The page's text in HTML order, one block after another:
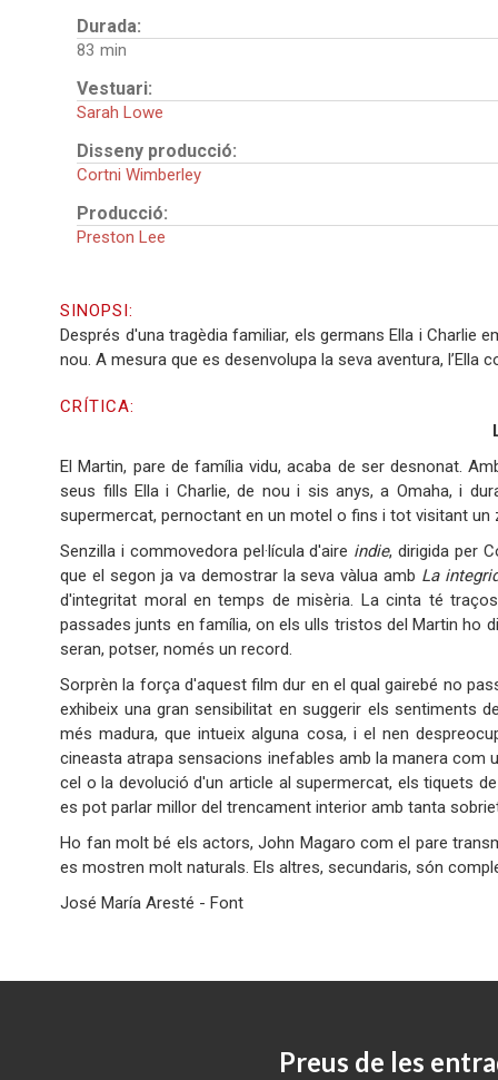
Durada:
83
Vestuari:
Sarah Lowe
Disseny producció:
Cortni Wimberley
Producció:
Preston Lee
SINOPSI:
Després d'una tragèdia familiar, els germans Ella i Charlie
nou. A mesura que es desenvolupa la seva aventura,
CRÍTICA:
El Martin, pare de família vidu, acaba de ser desnonat.
seus fills Ella i Charlie, de nou i sis anys, a Omaha, i
supermercat, pernoctant en un motel o fins i tot visitant
Senzilla i commovedora pel·lícula d'aire indie, dirigida per
que el segon ja va demostrar la seva vàlua amb La
d'integritat moral en temps de misèria. La cinta té
passades junts en família, on els ulls tristos del Martin ho
seran, potser, només un record.
Sorprèn la força d'aquest film dur en el qual gairebé no
exhibeix una gran sensibilitat en suggerir els sentiments
més madura, que intueix alguna cosa, i el nen
cineasta atrapa sensacions inefables amb la manera
cel o la devolució d'un article al supermercat, els tiquets
es pot parlar millor del trencament interior amb tanta
Ho fan molt bé els actors, John Magaro com el pare
es mostren molt naturals. Els altres, secundaris,
José María Aresté - Font
Preus de les